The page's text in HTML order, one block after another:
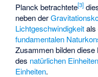
Planck betrachtete[3]
neben der
Lichtgeschwindigkeitals
fundamentalen
Zusammen bilden
des natürlichen
Einheiten.